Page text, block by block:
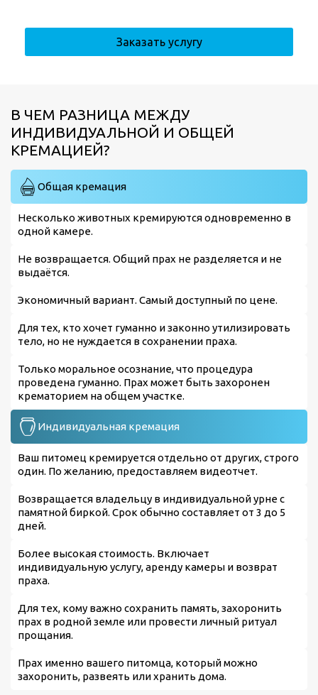
Заказать услугу
В ЧЕМ РАЗНИЦА МЕЖДУ
ИНДИВИДУАЛЬНОЙ И ОБЩЕЙ
КРЕМАЦИЕЙ?
Общая кремация
Несколько животных кремируются одновременно в
одной камере.
Не возвращается. Общий прах не разделяется и не
выдаётся.
Экономичный вариант. Самый доступный по цене.
Для тех, кто хочет гуманно и законно утилизировать
тело, но не нуждается в сохранении праха.
Только моральное осознание, что процедура
проведена гуманно. Прах может быть захоронен
крематорием на общем участке.
Индивидуальная кремация
Ваш питомец кремируется отдельно от других, строго
один. По желанию, предоставляем видеотчет.
Возвращается владельцу в индивидуальной урне с
памятной биркой. Срок обычно составляет от 3 до 5
дней.
Более высокая стоимость. Включает
индивидуальную услугу, аренду камеры и возврат
праха.
Для тех, кому важно сохранить память, захоронить
прах в родной земле или провести личный ритуал
прощания.
Прах именно вашего питомца, который можно
захоронить, развеять или хранить дома.